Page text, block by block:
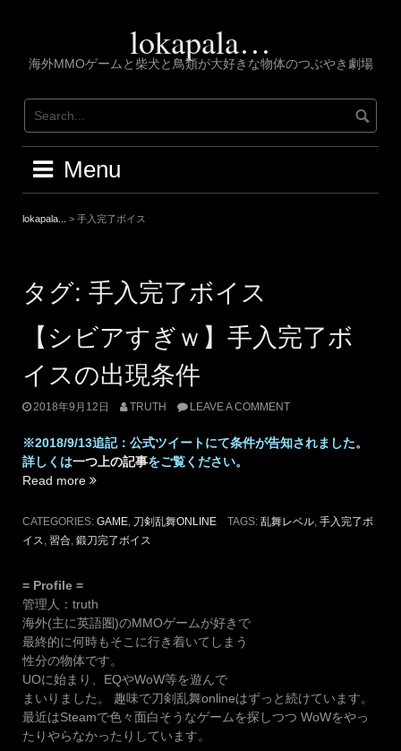
lokapala…
海外MMOゲームと柴犬と鳥類が大好きな物体のつぶやき劇場
Menu
lokapala... > 手入完了ボイス
タグ: 手入完了ボイス
【シビアすぎｗ】手入完了ボ
イスの出現条件
2018年9月12日 TRUTH LEAVE A COMMENT
※2018/9/13追記：公式ツイートにて条件が告知されました。
詳しくは一つ上の記事をご覧ください。
Read more “【シ
ア
す
入
完
了
ボ
イ
ス
の
出
CATEGORIES: GAME 刀剣乱舞ONLINE TAGS: 乱舞レベル, 手入完了ボ
イス 習合 鍛刀完了ボイス
= Profile =
管理人：truth
海外(主に英語圏)のMMOゲームが好きで
最終的に何時もそこに行き着いてしまう
性分の物体です。
UOに始まり、EQやWoW等を遊んで
まいりました。 趣味で刀剣乱舞onlineはずっと続けています。
最近はSteamで色々面白そうなゲームを探しつつ WoWをやっ
たりやらなかったりしています。